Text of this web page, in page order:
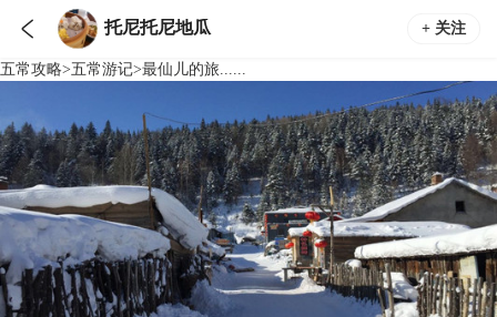
 托尼托尼地瓜 + 关注
五常攻略>五常游记>最仙儿的旅......